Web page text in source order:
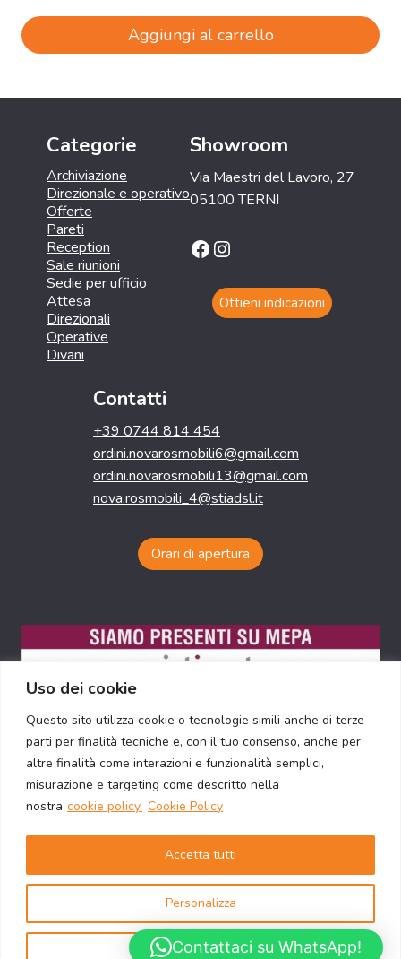
Uso dei cookie
Questo sito utilizza cookie o tecnologie simili anche di terze
parti per finalità tecniche e, con il tuo consenso, anche per
altre finalità come interazioni e funzionalità semplici,
misurazione e targeting come descritto nella
nostra cookie policy. Cookie Policy
Personalizza
Rifiuta tutti
Accetta tutti
Aggiungi al carrello
Categorie
Archiviazione
Direzionale e operativo
Offerte
Pareti
Reception
Sale riunioni
Sedie per ufficio
Attesa
Direzionali
Operative
Divani
Showroom
Via Maestri del Lavoro, 27
05100 TERNI
Facebook
Instagram
Ottieni indicazioni
Contatti
+39 0744 814 454
ordini.novarosmobili6@gmail.com
ordini.novarosmobili13@gmail.com
nova.rosmobili_4@stiadsl.it
Orari di apertura
© 2026 Nova Rosmobili s.r.l. - P. IVA 12398811005 -
Via Guidobaldo del Monte 61, 00197 Roma
Contattaci su WhatsApp!